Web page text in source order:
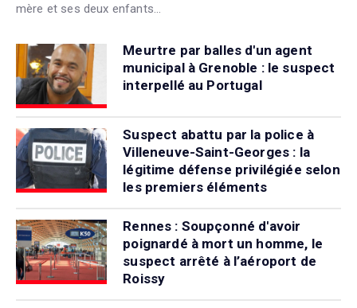
mère et ses deux enfants...
Meurtre par balles d'un agent
municipal à Grenoble : le suspect
interpellé au Portugal
Suspect abattu par la police à
Villeneuve-Saint-Georges : la
légitime défense privilégiée selon
les premiers éléments
Rennes : Soupçonné d'avoir
poignardé à mort un homme, le
suspect arrêté à l’aéroport de
Roissy